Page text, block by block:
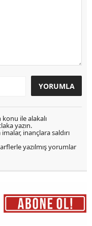
ile alakalı
yazın.
inançlara saldırı
yazılmış yorumlar